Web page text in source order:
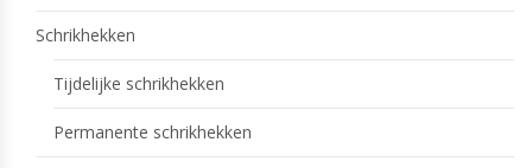
Schrikhekken
Tijdelijke schrikhekken
Permanente schrikhekken